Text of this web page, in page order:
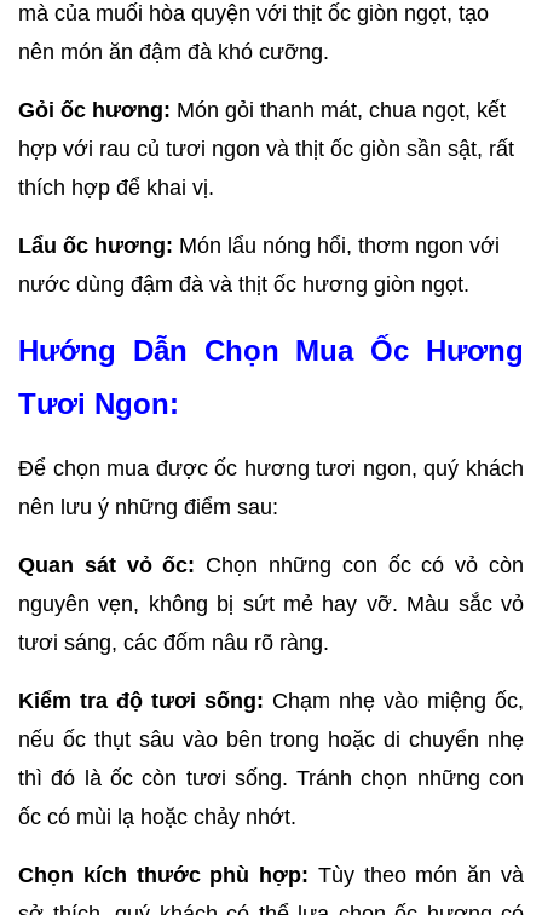
mà của muối hòa quyện với thịt ốc giòn ngọt, tạo
nên món ăn đậm đà khó cưỡng.
Gỏi ốc hương: Món gỏi thanh mát, chua ngọt, kết
hợp với rau củ tươi ngon và thịt ốc giòn sần sật, rất
thích hợp để khai vị.
Lẩu ốc hương: Món lẩu nóng hổi, thơm ngon với
nước dùng đậm đà và thịt ốc hương giòn ngọt.
Hướng Dẫn Chọn Mua Ốc Hương
Tươi Ngon:
Để chọn mua được ốc hương tươi ngon, quý khách
nên lưu ý những điểm sau:
Quan sát vỏ ốc: Chọn những con ốc có vỏ còn
nguyên vẹn, không bị sứt mẻ hay vỡ. Màu sắc vỏ
tươi sáng, các đốm nâu rõ ràng.
Kiểm tra độ tươi sống: Chạm nhẹ vào miệng ốc,
nếu ốc thụt sâu vào bên trong hoặc di chuyển nhẹ
thì đó là ốc còn tươi sống. Tránh chọn những con
ốc có mùi lạ hoặc chảy nhớt.
Chọn kích thước phù hợp: Tùy theo món ăn và